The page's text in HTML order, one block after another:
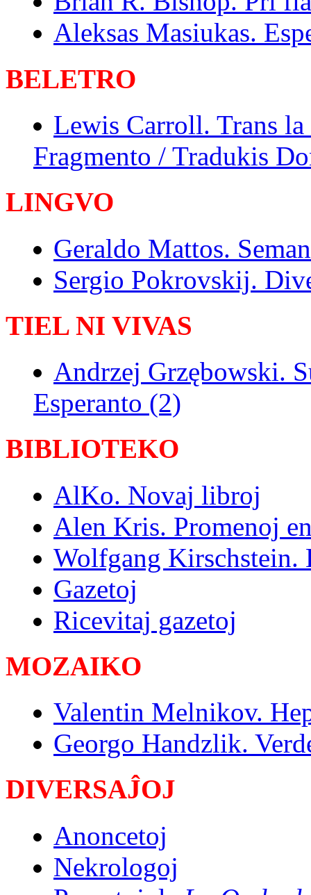
Aleksas Masiukas.
BELETRO
Lewis Carroll. Trans
Fragmento / Tradukis
LINGVO
Geraldo Mattos.
Sergio Pokrovskij.
TIEL NI VIVAS
Andrzej Grzębowski.
Esperanto (2)
BIBLIOTEKO
AlKo. Novaj libroj
Alen Kris. Promenoj
Wolfgang Kirschstein.
Gazetoj
Ricevitaj gazetoj
MOZAIKO
Valentin Melnikov.
Georgo Handzlik.
DIVERSAĴOJ
Anoncetoj
Nekrologoj